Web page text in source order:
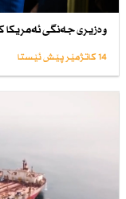
وەزیری جەنگی ئەمریكا
14 کاتژمێر پێش ئێستا